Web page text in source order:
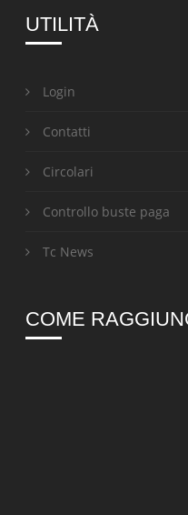
UTILITÀ
Login
Contatti
Circolari
Controllo buste paga
Tc News
COME